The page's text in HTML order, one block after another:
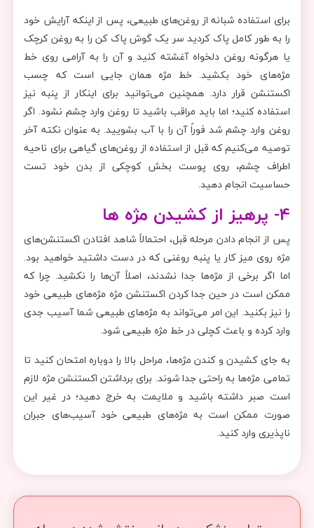
برای استفاده شبانه از روغن‌های طبیعی، پس از اینکه آرایش خود
را به طور کامل پاک کردید سر یک گوش پاک کن را به روغن کرچک
یا هرگونه روغن دلخواه آغشته کنید و آن را به آرامی روی خط
مژه‌‌های خود بکشید. خط مژه همان جایی است که چسب
اکستنشن قرار دارد. همچنین می‌توانید برای اینکار از پنبه نیز
استفاده کنید؛ اما باید مراقب باشید تا روغن وارد چشم نشود. اگر
روغن وارد چشم شد فوراً آن را با آب بشویید. به عنوان نکته آخر
توصیه می‌کنیم که قبل از استفاده از روغن‌های گیاهی برای ناحیه
اطراف چشم، روی پوست بخش کوچکی از بدن خود تست
حساسیت انجام دهید.
4- پرهیز از کشیدن مژه ها
پس از انجام دادن مرحله قبل، احتمالاً شاهد افتادن اکستنشن‌های
مژه روی میز کار یا پنبه روغنی که در دست داشتید خواهید بود.
اما اگر برخی از مژه‌ها جدا نشدند، اصلاً آن‌ها را نکشید. چرا که
ممکن است در حین جدا کردن اکستنشن مژه مژه‌های طبیعی خود
را نیز بکنید. این امر می‌تواند به مژه‌های طبیعی شما آسیب جدی
وارد کرده و باعث کچلی در خط مژه طبیعی شود.
به جای کشیدن و کندن مژه‌ها، مراحل بالا را دوباره امتحان کنید تا
تمامی مژه‌ها به راحتی جدا شوند. برای برداشتن اکستنشن مژه لازم
است صبر داشته باشید و ملایمت به خرج دهید؛ در غیر این
صورت ممکن است به مژه‌های طبیعی خود آسیب‌های جبران
ناپذیری وارد کنید.